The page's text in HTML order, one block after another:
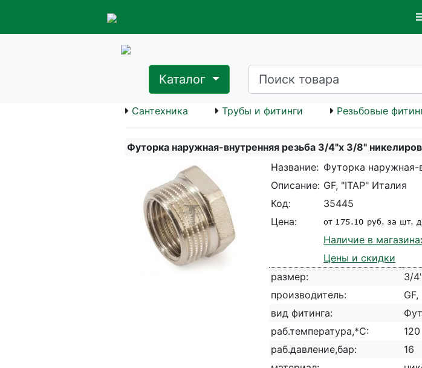
Каталог
Сантехника Трубы и фитинги Резьбовые
Футорка наружная-внутренняя резьба 3/4"х 3/8"
Название: Футорка наружная-
Описание: GF, "ITAP" Италия
Код:
35445
Цена:
Наличие в
Цены и скидки
размер:
3/
производитель:
вид фитинга:
раб.температура,*С:
120
раб.давление,бар:
16